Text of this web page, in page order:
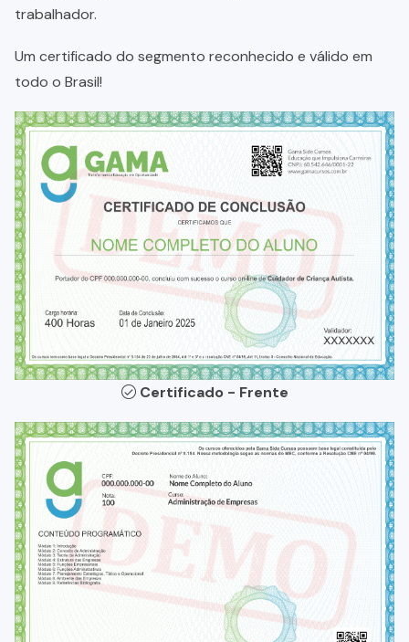
trabalhador.
Um certificado do segmento reconhecido e válido em
todo o Brasil!
Certificado - Frente